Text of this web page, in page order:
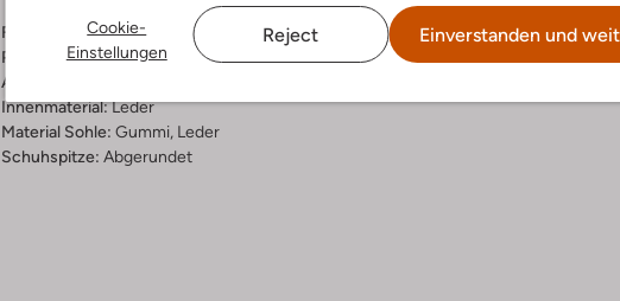
Cookie-
Einstellungen
Reject Einverstanden und
Farbe :
Beige
Print:
Krokodil Muster
Außenmaterial:
Innenmaterial:Leder
Material Sohle: Gummi, Leder
Schuhspitze: Abgerundet